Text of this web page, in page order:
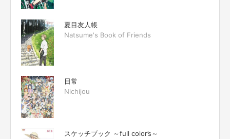
夏目友人帳
Natsume's Book of Friends
日常
Nichijou
スケッチブック ～full color’s～